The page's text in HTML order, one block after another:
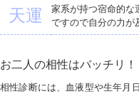
天運
家系が持つ宿命的な
ですので自分の力が
お二人の相性はバッチリ！
相性診断には、血液型や生年月